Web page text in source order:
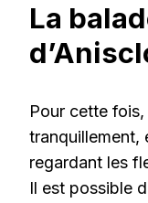
La
Pour cette
tranquillement,
regardant les
Il est possible